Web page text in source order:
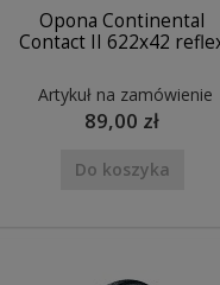
Opona Continental
Contact II 622x42
Artykuł na zamówienie
89,00 zł
Do koszyka